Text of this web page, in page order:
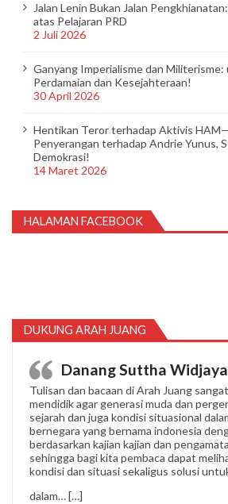
Jalan Lenin Bukan Jalan
atas Pelajaran PRD
2 Juli 2026
Ganyang Imperialisme dan Militerisme:
Perdamaian dan Kesejahteraan!
30 April 2026
Hentikan Teror terhadap Aktivis
Penyerangan terhadap Andrie Yunus,
Demokrasi!
14 Maret 2026
HALAMAN FACEBOOK
DUKUNG ARAH JUANG
Danang Suttha Widjaya
Tulisan dan bacaan di Arah Juang
mendidik agar generasi muda dan
sejarah dan juga kondisi situasional
bernegara yang bernama indonesia
berdasarkan kajian kajian dan
sehingga bagi kita pembaca dapat
kondisi dan situasi sekaligus solusi
dalam…[…]